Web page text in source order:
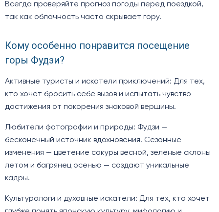
Всегда проверяйте прогноз погоды перед поездкой,
так как облачность часто скрывает гору.
Кому особенно понравится посещение
горы Фудзи?
Активные туристы и искатели приключений: Для тех,
кто хочет бросить себе вызов и испытать чувство
достижения от покорения знаковой вершины.
Любители фотографии и природы: Фудзи —
бесконечный источник вдохновения. Сезонные
изменения — цветение сакуры весной, зеленые склоны
летом и багрянец осенью — создают уникальные
кадры.
Культурологи и духовные искатели: Для тех, кто хочет